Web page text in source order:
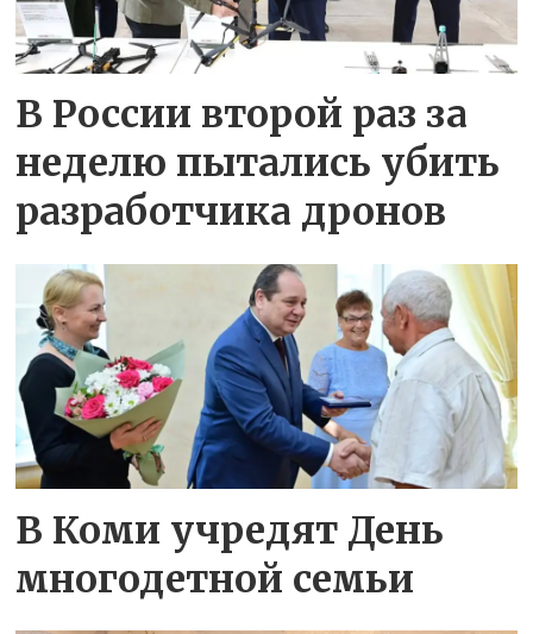
В России второй раз за
неделю пытались убить
разработчика дронов
В Коми учредят День
многодетной семьи